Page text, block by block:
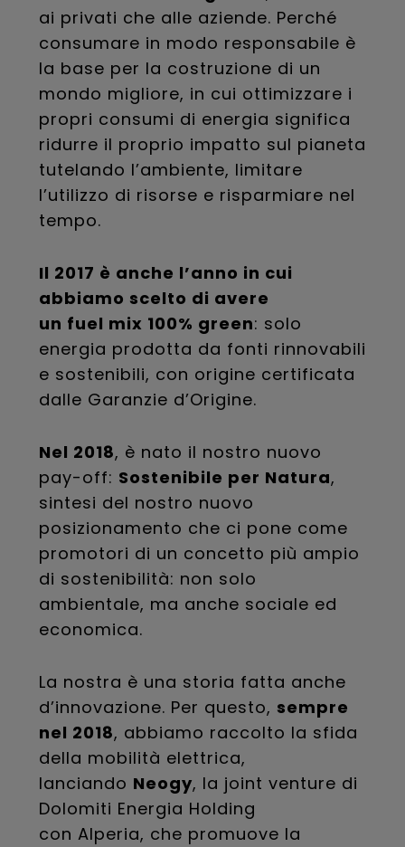
ai privati che alle aziende. Perché
consumare in modo responsabile è
la base per la costruzione di un
mondo migliore, in cui ottimizzare i
propri consumi di energia significa
ridurre il proprio impatto sul pianeta
tutelando l’ambiente, limitare
l’utilizzo di risorse e risparmiare nel
tempo.
Il 2017 è anche l’anno in cui
abbiamo scelto di avere
un fuel mix 100% green: solo
energia prodotta da fonti rinnovabili
e sostenibili, con origine certificata
dalle Garanzie d’Origine.
Nel 2018, è nato il nostro nuovo
pay-off: Sostenibile per Natura,
sintesi del nostro nuovo
posizionamento che ci pone come
promotori di un concetto più ampio
di sostenibilità: non solo
ambientale, ma anche sociale ed
economica.
La nostra è una storia fatta anche
d’innovazione. Per questo, sempre
nel 2018, abbiamo raccolto la sfida
della mobilità elettrica,
lanciando Neogy, la joint venture di
Dolomiti Energia Holding
con Alperia, che promuove la